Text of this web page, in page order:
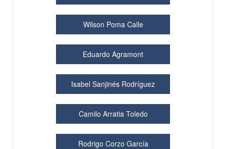
Wilson Poma Calle
Eduardo Agramont
Isabel Sanjinés Rodríguez
Camilo Arratia Toledo
Rodrigo Corzo García